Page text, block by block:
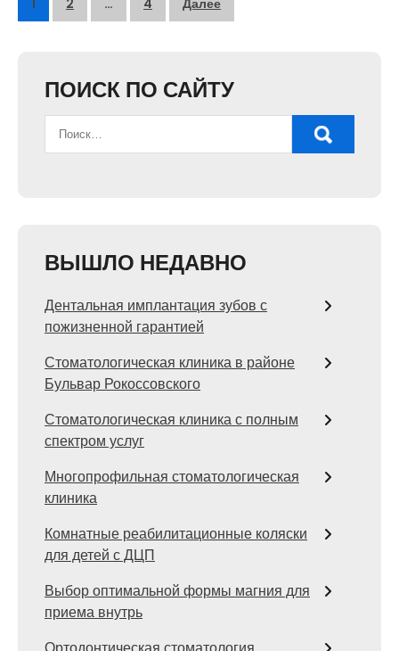
ПОИСК ПО САЙТУ
ВЫШЛО НЕДАВНО
Дентальная имплантация зубов с
пожизненной гарантией
Стоматологическая клиника в районе
Бульвар Рокоссовского
Стоматологическая клиника с полным
спектром услуг
Многопрофильная стоматологическая
клиника
Комнатные реабилитационные коляски
для детей с ДЦП
Выбор оптимальной формы магния для
приема внутрь